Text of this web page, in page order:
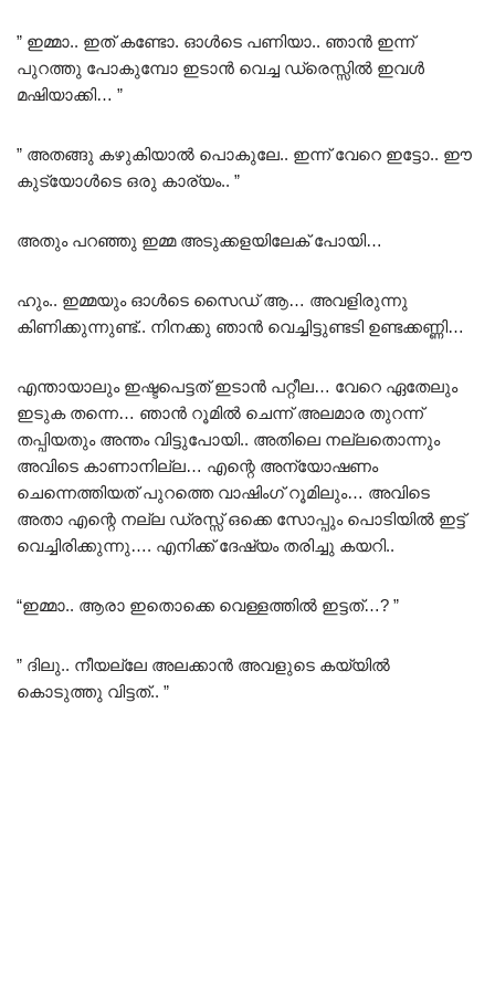
” ഇമ്മാ.. ഇത് കണ്ടോ. ഓൾടെ പണിയാ.. ഞാൻ ഇന്ന്
പുറത്തു പോകുമ്പോ ഇടാൻ വെച്ച ഡ്രെസ്സിൽ ഇവൾ
മഷിയാക്കി… ”
” അതങ്ങു കഴുകിയാൽ പൊകുലേ.. ഇന്ന് വേറെ ഇട്ടോ.. ഈ
കുട്യോൾടെ ഒരു കാര്യം.. ”
അതും പറഞ്ഞു ഇമ്മ അടുക്കളയിലേക് പോയി…
ഹും.. ഇമ്മയും ഓൾടെ സൈഡ് ആ… അവളിരുന്നു
കിണിക്കുന്നുണ്ട്.. നിനക്കു ഞാൻ വെച്ചിട്ടുണ്ടടി ഉണ്ടക്കണ്ണി…
എന്തായാലും ഇഷ്ടപെട്ടത് ഇടാൻ പറ്റീല… വേറെ ഏതേലും
ഇടുക തന്നെ… ഞാൻ റൂമിൽ ചെന്ന് അലമാര തുറന്ന്
തപ്പിയതും അന്തം വിട്ടുപോയി.. അതിലെ നല്ലതൊന്നും
അവിടെ കാണാനില്ല… എന്റെ അന്യോഷണം
ചെന്നെത്തിയത് പുറത്തെ വാഷിംഗ് റൂമിലും… അവിടെ
അതാ എന്റെ നല്ല ഡ്രസ്സ് ഒക്കെ സോപ്പും പൊടിയിൽ ഇട്ട്
വെച്ചിരിക്കുന്നു…. എനിക്ക് ദേഷ്യം തരിച്ചു കയറി..
“ഇമ്മാ.. ആരാ ഇതൊക്കെ വെള്ളത്തിൽ ഇട്ടത്…? ”
” ദിലു.. നീയല്ലേ അലക്കാൻ അവളുടെ കയ്യിൽ
കൊടുത്തു വിട്ടത്.. ”